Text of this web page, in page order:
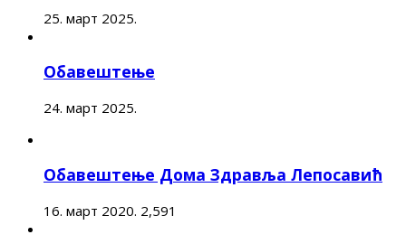
25. март 2025.
Обавештење
24. март 2025.
Обавештење Дома Здравља Лепосавић
16. март 2020. 2,591